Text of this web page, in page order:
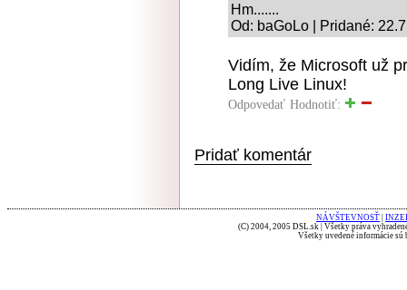
Hm.......
Od: baGoLo | Pridané:
Vidím, že Microsoft už
Long Live Linux!
Odpovedať Hodnotiť:
Pridať komentár
NÁVŠTEVNOSŤ
(C) 2004, 2005 DSL.sk | Všetky práva
Všetky uvedené informácie sú